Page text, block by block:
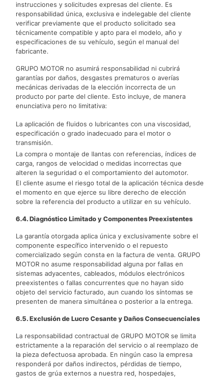
instrucciones y solicitudes expresas del cliente. Es
responsabilidad única, exclusiva e indelegable del cliente
verificar previamente que el producto solicitado sea
técnicamente compatible y apto para el modelo, año y
especificaciones de su vehículo, según el manual del
fabricante.
GRUPO MOTOR no asumirá responsabilidad ni cubrirá
garantías por daños, desgastes prematuros o averías
mecánicas derivadas de la elección incorrecta de un
producto por parte del cliente. Esto incluye, de manera
enunciativa pero no limitativa:
La aplicación de fluidos o lubricantes con una viscosidad,
especificación o grado inadecuado para el motor o
transmisión.
La compra o montaje de llantas con referencias, índices de
carga, rangos de velocidad o medidas incorrectas que
alteren la seguridad o el comportamiento del automotor.
El cliente asume el riesgo total de la aplicación técnica desde
el momento en que ejerce su libre derecho de elección
sobre la referencia del producto a utilizar en su vehículo.
6.4. Diagnóstico Limitado y Componentes Preexistentes
La garantía otorgada aplica única y exclusivamente sobre el
componente específico intervenido o el repuesto
comercializado según consta en la factura de venta. GRUPO
MOTOR no asume responsabilidad alguna por fallas en
sistemas adyacentes, cableados, módulos electrónicos
preexistentes o fallas concurrentes que no hayan sido
objeto del servicio facturado, aun cuando los síntomas se
presenten de manera simultánea o posterior a la entrega.
6.5. Exclusión de Lucro Cesante y Daños Consecuenciales
La responsabilidad contractual de GRUPO MOTOR se limita
estrictamente a la reparación del servicio o al reemplazo de
la pieza defectuosa aprobada. En ningún caso la empresa
responderá por daños indirectos, pérdidas de tiempo,
gastos de grúa externos a nuestra red, hospedajes,